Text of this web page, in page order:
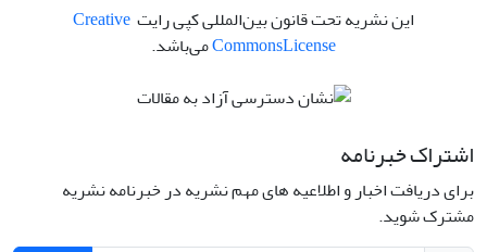
این نشریه تحت قانون بین‌المللی کپی رایت Creative
CommonsLicense می‌باشد.
اشتراک خبرنامه
برای دریافت اخبار و اطلاعیه های مهم نشریه در خبرنامه نشریه
مشترک شوید.